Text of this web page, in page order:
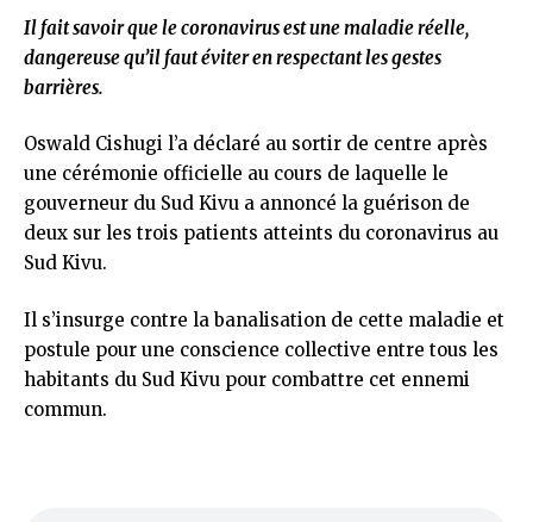
Il fait savoir que le coronavirus est une maladie réelle,
dangereuse qu’il faut éviter en respectant les gestes
barrières.
Oswald Cishugi l’a déclaré au sortir de centre après
une cérémonie officielle au cours de laquelle le
gouverneur du Sud Kivu a annoncé la guérison de
deux sur les trois patients atteints du coronavirus au
Sud Kivu.
Il s’insurge contre la banalisation de cette maladie et
postule pour une conscience collective entre tous les
habitants du Sud Kivu pour combattre cet ennemi
commun.